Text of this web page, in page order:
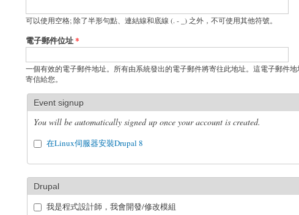
可以使用空格; 除了半形句點、連結線和底線 (. - _) 之外，不可使用其他符號。
電子郵件位址*
一個有效的電子郵件地址。所有由系統發出的電子郵件將寄往此地址。這電子郵件
寄信給您。
Event signup
You will be automatically signed up once your account is created.
在Linux伺服器安裝Drupal 8
Drupal
我是程式設計師，我會開發/修改模組